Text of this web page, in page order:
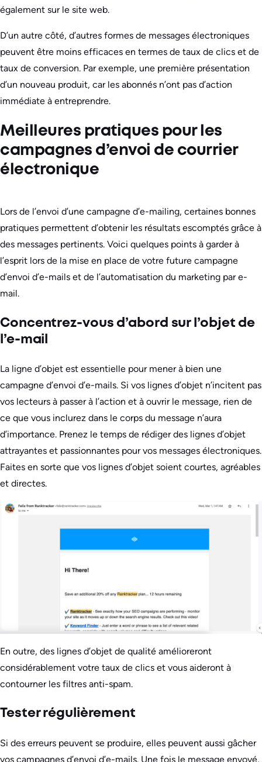
également sur le site web.
D’un autre côté, d’autres formes de messages électroniques
peuvent être moins efficaces en termes de taux de clics et de
taux de conversion. Par exemple, une première présentation
d’un nouveau produit, car les abonnés n’ont pas d’action
immédiate à entreprendre.
Meilleures pratiques pour les
campagnes d’envoi de courrier
électronique
Lors de l’envoi d’une campagne d’e-mailing, certaines bonnes
pratiques permettent d’obtenir les résultats escomptés grâce à
des messages pertinents. Voici quelques points à garder à
l’esprit lors de la mise en place de votre future campagne
d’envoi d’e-mails et de l’automatisation du marketing par e-
mail.
Concentrez-vous d’abord sur l’objet de
l’e-mail
La ligne d’objet est essentielle pour mener à bien une
campagne d’envoi d’e-mails. Si vos lignes d’objet n’incitent pas
vos lecteurs à passer à l’action et à ouvrir le message, rien de
ce que vous inclurez dans le corps du message n’aura
d’importance. Prenez le temps de rédiger des lignes d’objet
attrayantes et passionnantes pour vos messages électroniques.
Faites en sorte que vos lignes d’objet soient courtes, agréables
et directes.
En outre, des lignes d’objet de qualité amélioreront
considérablement votre taux de clics et vous aideront à
contourner les filtres anti-spam.
Tester régulièrement
Si des erreurs peuvent se produire, elles peuvent aussi gâcher
vos campagnes d’envoi d’e-mails. Une fois le message envoyé,